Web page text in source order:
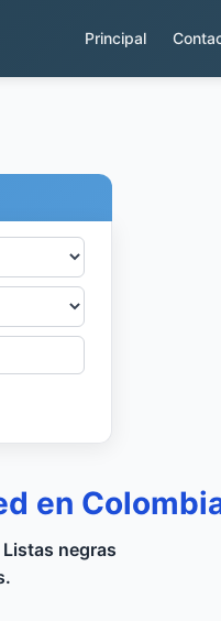
Principal
en
negras